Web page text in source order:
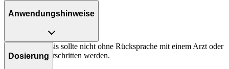
Anwendungshinweise
Die Gesamtdosis sollte nicht ohne Rücksprache mit einem Arzt oder
Apotheker überschritten werden.
Dosierung